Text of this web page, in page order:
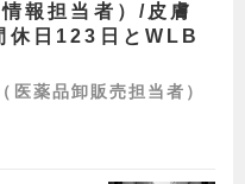
報担当者）/皮膚
休日123日とWLB
医薬品卸販売担当者）